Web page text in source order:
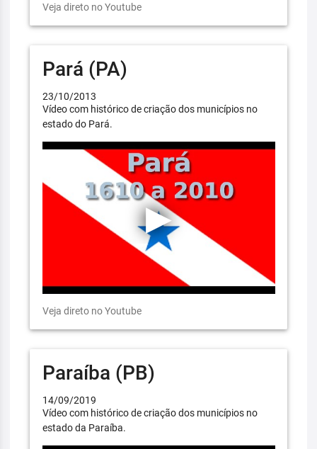
Veja direto no Youtube
Pará (PA)
23/10/2013
Vídeo com histórico de criação dos municípios no
estado do Pará.
Veja direto no Youtube
Paraíba (PB)
14/09/2019
Vídeo com histórico de criação dos municípios no
estado da Paraíba.